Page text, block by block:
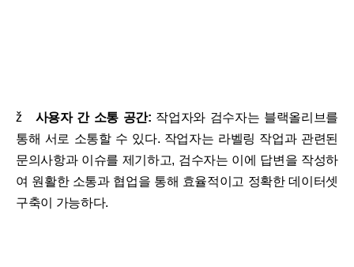
ž 사용자 간 소통 공간: 작업자와 검수자는 블랙올리브를
통해 서로 소통할 수 있다. 작업자는 라벨링 작업과 관련된
문의사항과 이슈를 제기하고, 검수자는 이에 답변을 작성하
여 원활한 소통과 협업을 통해 효율적이고 정확한 데이터셋
구축이 가능하다.